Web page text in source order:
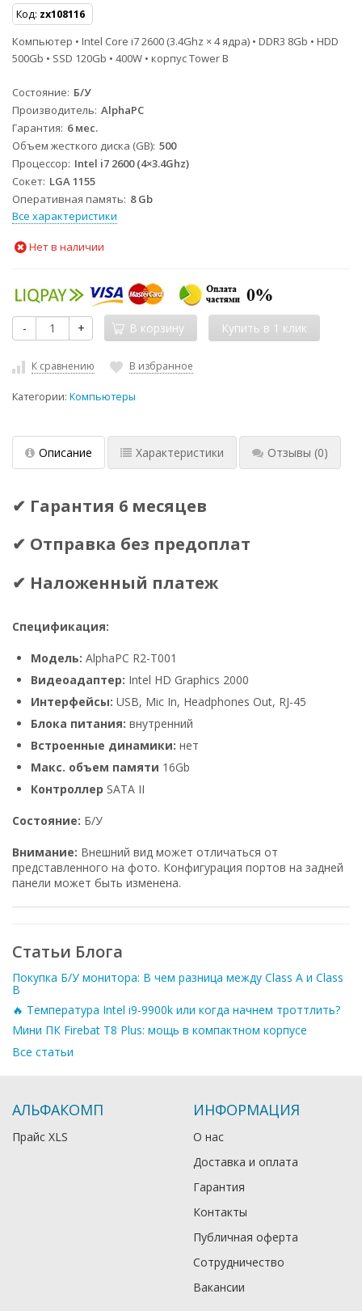
Код: zx108116
Компьютер • Intel Core i7 2600 (3.4Ghz × 4 ядра) • DDR3 8Gb • HDD
500Gb • SSD 120Gb • 400W • корпус Tower B
Состояние Б/У
Производитель AlphaPC
Гарантия 6 мес.
Объем жесткого диска (GB) 500
Процессор Intel i7 2600 (4×3.4Ghz)
Сокет LGA 1155
Оперативная память 8 Gb
Все характеристики
Нет в наличии
- + В корзину
К сравнению В избранное
Категории: Компьютеры
Описание Характеристики Отзывы (0)
✔ Гарантия 6 месяцев
✔ Отправка без предоплат
✔ Наложенный платеж
Спецификация:
Модель: AlphaPC R2-T001
Видеоадаптер: Intel HD Graphics 2000
Интерфейсы: USB, Mic In, Headphones Out, RJ-45
Блока питания: внутренний
Встроенные динамики: нет
Макс. объем памяти 16Gb
Контроллер SATA II
Состояние: Б/У
Внимание: Внешний вид может отличаться от
представленного на фото. Конфигурация портов на задней
панели может быть изменена.
Статьи Блога
Покупка Б/У монитора: В чем разница между Class A и Class
B
🔥 Температура Intel i9-9900k или когда начнем троттлить?
Мини ПК Firebat T8 Plus: мощь в компактном корпусе
Все статьи
АЛЬФАКОМП
Прайс XLS
ИНФОРМАЦИЯ
О нас
Доставка и оплата
Гарантия
Контакты
Публичная оферта
Сотрудничество
Вакансии